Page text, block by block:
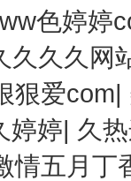
色婷婷
久久久网
狠爱com|
婷婷| 久
情五月丁